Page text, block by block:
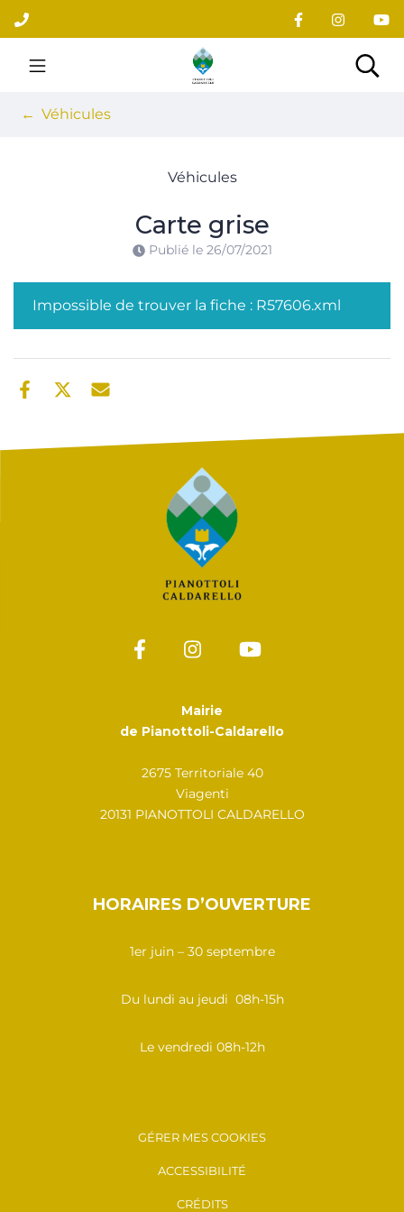
Aller
au
contenu
Site officiel du village
Véhicules
Véhicules
Carte grise
Publié le 26/07/2021
Impossible de trouver la fiche : R57606.xml
Mairie
de Pianottoli-Caldarello
2675 Territoriale 40
Viagenti
20131 PIANOTTOLI CALDARELLO
HORAIRES D’OUVERTURE
1er juin – 30 septembre
Du lundi au jeudi 08h-15h
Le vendredi 08h-12h
GÉRER MES COOKIES
ACCESSIBILITÉ
CRÉDITS